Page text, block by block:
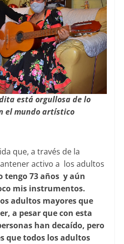
está orgullosa de lo
el mundo artístico
que, a través de la
activo a los adultos
tengo 73 años y aún
mis instrumentos.
adultos mayores que
a pesar que con esta
han decaído, pero
que todos los adultos